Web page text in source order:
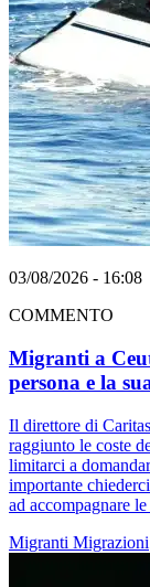
03/08/2026 - 16:08
COMMENTO
Migranti a
persona e la
Il direttore di
raggiunto le coste
limitarci a
importante
ad accompagnare
Migranti Migrazioni